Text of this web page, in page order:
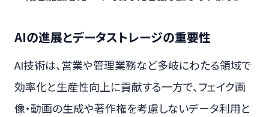
AIの進展とデータストレージの重要性
AI技術は、営業や管理業務など多岐にわたる領域で
効率化と生産性向上に貢献する一方で、フェイク画
像・動画の生成や著作権を考慮しないデータ利用と